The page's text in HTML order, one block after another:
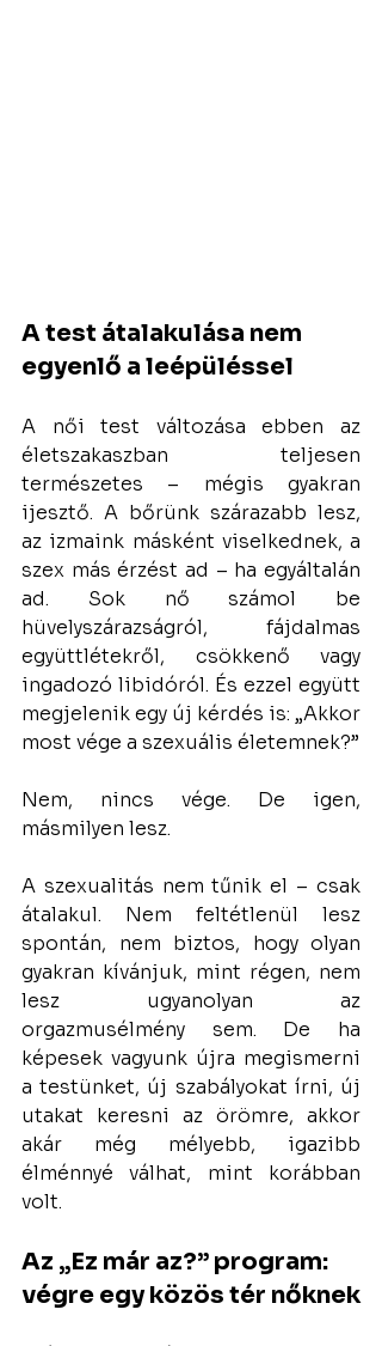
A test átalakulása nem
egyenlő a leépüléssel
A női test változása ebben az
életszakaszban teljesen
természetes – mégis gyakran
ijesztő. A bőrünk szárazabb lesz,
az izmaink másként viselkednek, a
szex más érzést ad – ha egyáltalán
ad. Sok nő számol be
hüvelyszárazságról, fájdalmas
együttlétekről, csökkenő vagy
ingadozó libidóról. És ezzel együtt
megjelenik egy új kérdés is: „Akkor
most vége a szexuális életemnek?”
Nem, nincs vége. De igen,
másmilyen lesz.
A szexualitás nem tűnik el – csak
átalakul. Nem feltétlenül lesz
spontán, nem biztos, hogy olyan
gyakran kívánjuk, mint régen, nem
lesz ugyanolyan az
orgazmusélmény sem. De ha
képesek vagyunk újra megismerni
a testünket, új szabályokat írni, új
utakat keresni az örömre, akkor
akár még mélyebb, igazibb
élménnyé válhat, mint korábban
volt.
Az „Ez már az?” program:
végre egy közös tér nőknek